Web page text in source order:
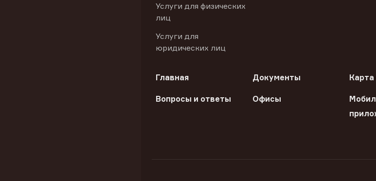
Услуги для физических
лиц
Услуги для
юридических лиц
Главная Документы Карта
Вопросы и ответы Офисы